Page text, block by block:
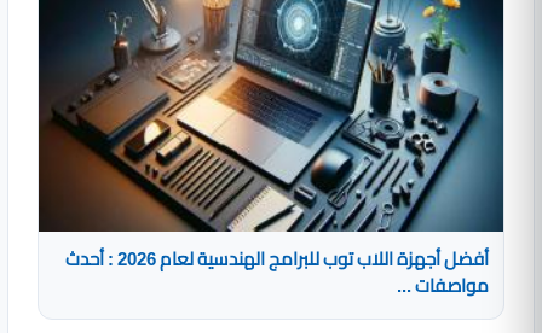
أفضل أجهزة اللاب توب للبرامج الهندسية لعام 2026 : أحدث
مواصفات ...